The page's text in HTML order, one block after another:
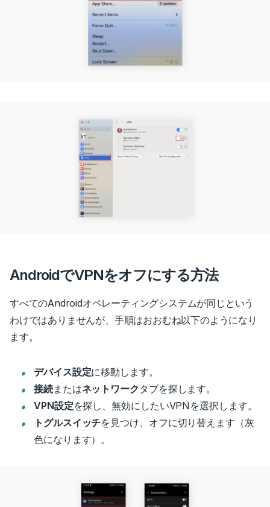
AndroidでVPNをオフにする方法
すべてのAndroidオペレーティングシステムが同じという
わけではありませんが、手順はおおむね以下のようになり
ます。
デバイス設定に移動します。
接続またはネットワーク タブを探します。
VPN設定を探し、無効にしたいVPNを選択します。
トグルスイッチを見つけ、オフに切り替えます（灰
色になります）。